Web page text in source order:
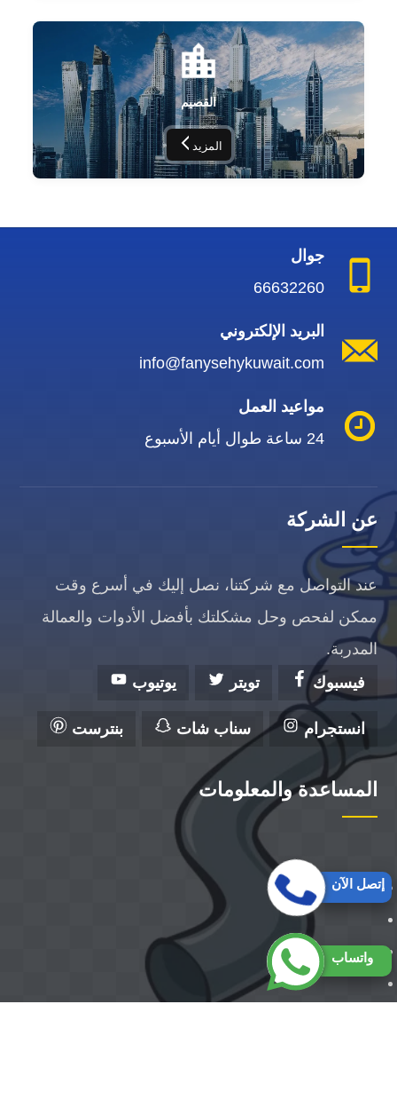
القصيم
المزيد
جوال
66632260
البريد الإلكتروني
info@fanysehykuwait.com
مواعيد العمل
24 ساعة طوال أيام الأسبوع
عن الشركة
عند التواصل مع شركتنا، نصل إليك في أسرع وقت
ممكن لفحص وحل مشكلتك بأفضل الأدوات والعمالة
المدربة.
فيسبوك
تويتر يوتيوب
انستجرام سناب شات بنترست
المساعدة والمعلومات
واتساب
إتصل الآن